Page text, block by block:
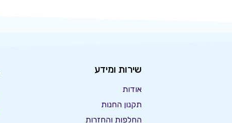
שירות ומידע
אודות
תקנון החנות
החלפות והחזרות